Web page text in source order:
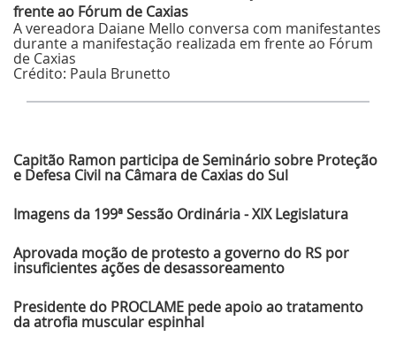
A vereadora Daiane Mello conversa com manifestantes
durante a manifestação realizada em frente ao Fórum
de Caxias
Crédito: Paula Brunetto
Capitão Ramon participa de Seminário sobre Proteção
e Defesa Civil na Câmara de Caxias do Sul
Imagens da 199ª Sessão Ordinária - XIX Legislatura
Aprovada moção de protesto a governo do RS por
insuficientes ações de desassoreamento
Presidente do PROCLAME pede apoio ao tratamento
da atrofia muscular espinhal